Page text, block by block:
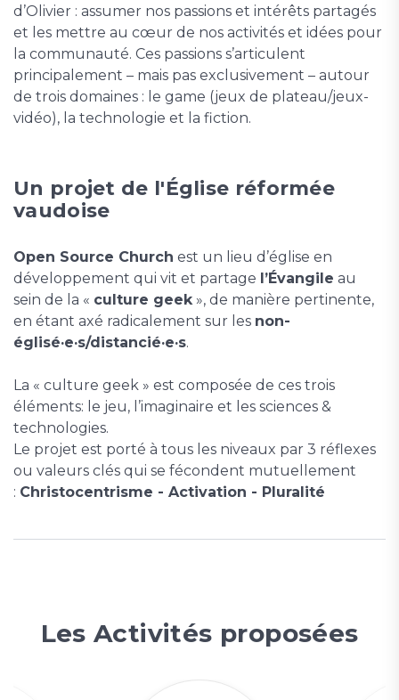
d’Olivier : assumer nos passions et intérêts partagés
et les mettre au cœur de nos activités et idées pour
la communauté. Ces passions s’articulent
principalement – mais pas exclusivement – autour
de trois domaines : le game (jeux de plateau/jeux-
vidéo), la technologie et la fiction.
Un projet de l'Église réformée
vaudoise
Open Source Church est un lieu d’église en
développement qui vit et partage l’Évangile au
sein de la « culture geek», de manière pertinente,
en étant axé radicalement sur les non-
églisé·e·s/distancié·e·s.
La « culture geek » est composée de ces trois
éléments: le jeu, l’imaginaire et les sciences &
technologies.
Le projet est porté à tous les niveaux par 3 réflexes
ou valeurs clés qui se fécondent mutuellement
: Christocentrisme - Activation - Pluralité
Les Activités proposées